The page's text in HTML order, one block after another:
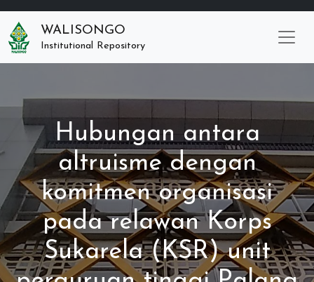
WALISONGO
Institutional Repository
Hubungan antara
altruisme dengan
komitmen organisasi
pada relawan Korps
Sukarela (KSR) unit